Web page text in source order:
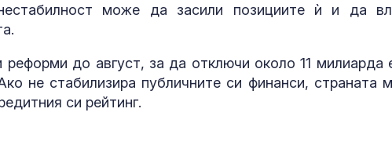
може да засили позициите ѝ и да
до август, за да отключи около 11 милиарда
не стабилизира публичните си финанси, страната
си рейтинг.